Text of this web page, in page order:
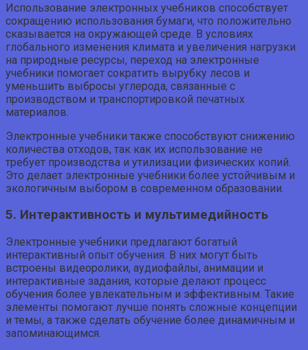
Использование электронных учебников способствует
сокращению использования бумаги, что положительно
сказывается на окружающей среде. В условиях
глобального изменения климата и увеличения нагрузки
на природные ресурсы, переход на электронные
учебники помогает сократить вырубку лесов и
уменьшить выбросы углерода, связанные с
производством и транспортировкой печатных
материалов.
Электронные учебники также способствуют снижению
количества отходов, так как их использование не
требует производства и утилизации физических копий.
Это делает электронные учебники более устойчивым и
экологичным выбором в современном образовании.
5. Интерактивность и мультимедийность
Электронные учебники предлагают богатый
интерактивный опыт обучения. В них могут быть
встроены видеоролики, аудиофайлы, анимации и
интерактивные задания, которые делают процесс
обучения более увлекательным и эффективным. Такие
элементы помогают лучше понять сложные концепции
и темы, а также сделать обучение более динамичным и
запоминающимся.